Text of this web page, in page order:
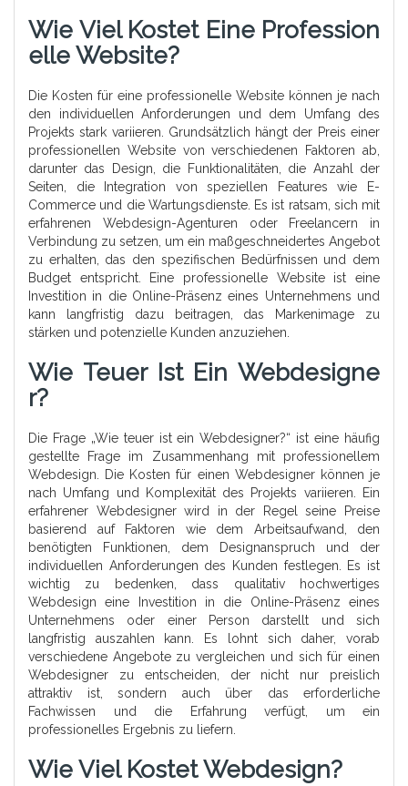
Wie Viel Kostet Eine Profession
Elle Website?
Die Kosten für eine professionelle Website können je nach
den individuellen Anforderungen und dem Umfang des
Projekts stark variieren. Grundsätzlich hängt der Preis einer
professionellen Website von verschiedenen Faktoren ab,
darunter das Design, die Funktionalitäten, die Anzahl der
Seiten, die Integration von speziellen Features wie E-
Commerce und die Wartungsdienste. Es ist ratsam, sich mit
erfahrenen Webdesign-Agenturen oder Freelancern in
Verbindung zu setzen, um ein maßgeschneidertes Angebot
zu erhalten, das den spezifischen Bedürfnissen und dem
Budget entspricht. Eine professionelle Website ist eine
Investition in die Online-Präsenz eines Unternehmens und
kann langfristig dazu beitragen, das Markenimage zu
stärken und potenzielle Kunden anzuziehen.
Wie Teuer Ist Ein Webdesigne
R?
Die Frage „Wie teuer ist ein Webdesigner?“ ist eine häufig
gestellte Frage im Zusammenhang mit professionellem
Webdesign. Die Kosten für einen Webdesigner können je
nach Umfang und Komplexität des Projekts variieren. Ein
erfahrener Webdesigner wird in der Regel seine Preise
basierend auf Faktoren wie dem Arbeitsaufwand, den
benötigten Funktionen, dem Designanspruch und der
individuellen Anforderungen des Kunden festlegen. Es ist
wichtig zu bedenken, dass qualitativ hochwertiges
Webdesign eine Investition in die Online-Präsenz eines
Unternehmens oder einer Person darstellt und sich
langfristig auszahlen kann. Es lohnt sich daher, vorab
verschiedene Angebote zu vergleichen und sich für einen
Webdesigner zu entscheiden, der nicht nur preislich
attraktiv ist, sondern auch über das erforderliche
Fachwissen und die Erfahrung verfügt, um ein
professionelles Ergebnis zu liefern.
Wie Viel Kostet Webdesign?